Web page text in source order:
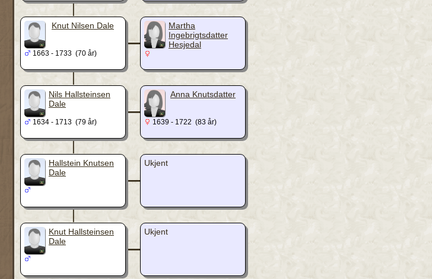
|
Knut Nilsen Dale
1663 - 1733 (70 år)
_
Martha
Ingebrigtsdatter
Hesjedal
|
Nils Hallsteinsen
Dale
1634 - 1713 (79 år)
_ Anna Knutsdatter
1639 - 1722 (83 år)
|
Hallstein Knutsen
Dale
_ Ukjent
|
Knut Hallsteinsen
Dale
_ Ukjent